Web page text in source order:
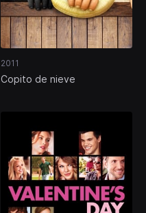
2011
Copito de nieve